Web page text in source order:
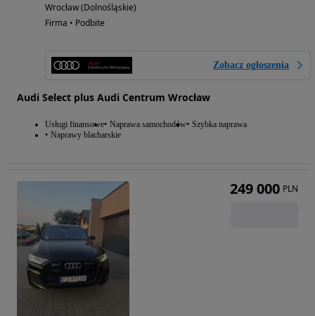
Wrocław (Dolnośląskie)
Firma • Podbite
Zobacz ogłoszenia
Audi Select plus Audi Centrum Wrocław
Usługi finansowe Naprawa samochodów Szybka naprawa
Naprawy blacharskie
249 000 PLN